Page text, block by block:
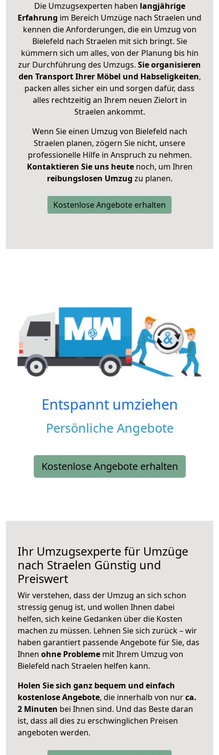
Die Umzugsexperten haben langjährige
Erfahrung im Bereich Umzüge nach Straelen und
kennen die Anforderungen, die ein Umzug von
Bielefeld nach Straelen mit sich bringt. Sie
kümmern sich um alles, von der Planung bis hin
zur Durchführung des Umzugs. Sie organisieren
den Transport Ihrer Möbel und Habseligkeiten,
packen alles sicher ein und sorgen dafür, dass
alles rechtzeitig an Ihrem neuen Zielort in
Straelen ankommt.
Wenn Sie einen Umzug von Bielefeld nach
Straelen planen, zögern Sie nicht, unsere
professionelle Hilfe in Anspruch zu nehmen.
Kontaktieren Sie uns heutenoch, um Ihren
reibungslosen Umzug zu planen.
Kostenlose Angebote erhalten
Entspannt umziehen
Persönliche Angebote
Kostenlose Angebote erhalten
Ihr Umzugsexperte für Umzüge
nach Straelen Günstig und
Preiswert
Wir verstehen, dass der Umzug an sich schon
stressig genug ist, und wollen Ihnen dabei
helfen, sich keine Gedanken über die Kosten
machen zu müssen. Lehnen Sie sich zurück – wir
haben garantiert passende Angebote für Sie, das
Ihnen ohne Probleme mit Ihrem Umzug von
Bielefeld nach Straelen helfen kann.
Holen Sie sich ganz bequem und einfach
kostenlose Angebote, die innerhalb von nurca.
2 Minuten bei Ihnen sind. Und das Beste daran
ist, dass all dies zu erschwinglichen Preisen
angeboten werden.